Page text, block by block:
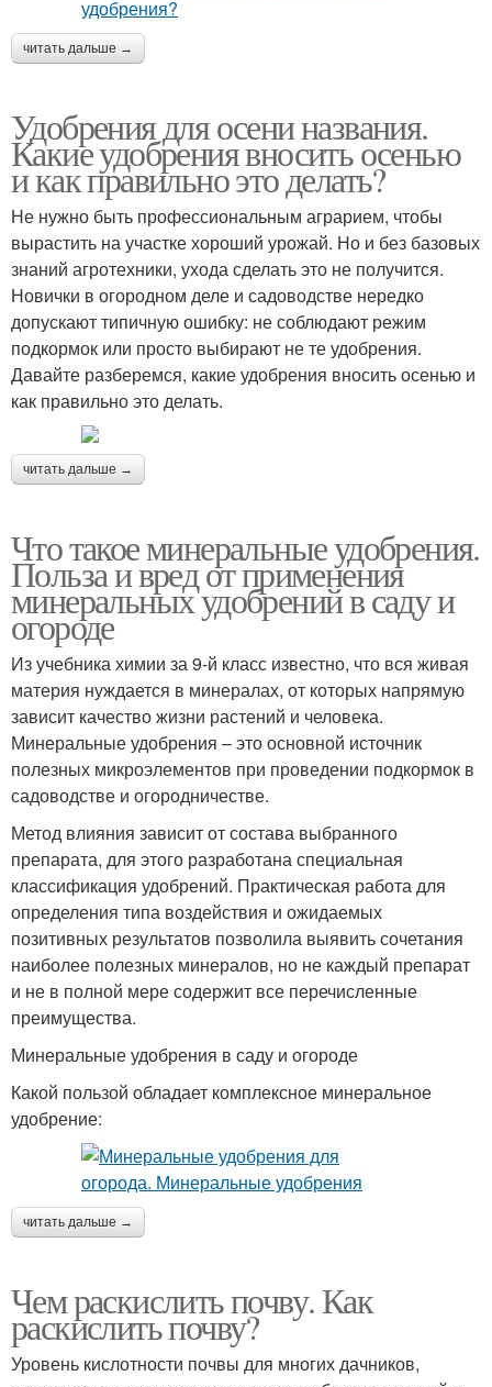
читать дальше →
Удобрения для осени названия.
Какие удобрения вносить осенью
и как правильно это делать?
Не нужно быть профессиональным аграрием, чтобы
вырастить на участке хороший урожай. Но и без базовых
знаний агротехники, ухода сделать это не получится.
Новички в огородном деле и садоводстве нередко
допускают типичную ошибку: не соблюдают режим
подкормок или просто выбирают не те удобрения.
Давайте разберемся, какие удобрения вносить осенью и
как правильно это делать.
читать дальше →
Что такое минеральные удобрения.
Польза и вред от применения
минеральных удобрений в саду и
огороде
Из учебника химии за 9-й класс известно, что вся живая
материя нуждается в минералах, от которых напрямую
зависит качество жизни растений и человека.
Минеральные удобрения – это основной источник
полезных микроэлементов при проведении подкормок в
садоводстве и огородничестве.
Метод влияния зависит от состава выбранного
препарата, для этого разработана специальная
классификация удобрений. Практическая работа для
определения типа воздействия и ожидаемых
позитивных результатов позволила выявить сочетания
наиболее полезных минералов, но не каждый препарат
и не в полной мере содержит все перечисленные
преимущества.
Минеральные удобрения в саду и огороде
Какой пользой обладает комплексное минеральное
удобрение:
читать дальше →
Чем раскислить почву. Как
раскислить почву?
Уровень кислотности почвы для многих дачников,